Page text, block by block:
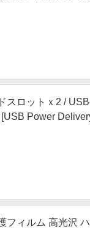
ロットｘ2 /
Power
フィルム 高光沢